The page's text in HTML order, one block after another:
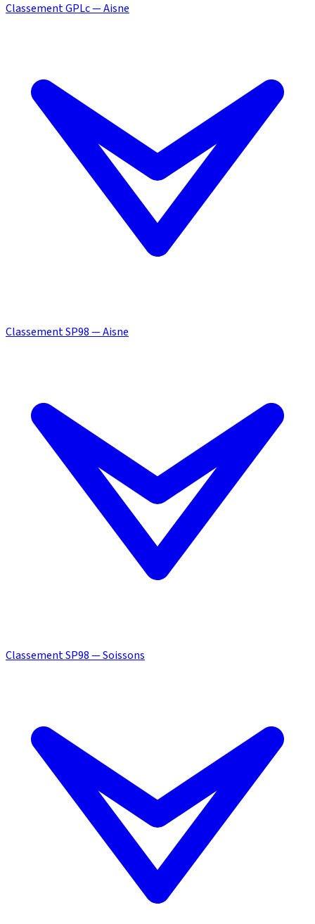
Classement GPLc — Aisne
Classement SP98 — Aisne
Classement SP98 — Soissons